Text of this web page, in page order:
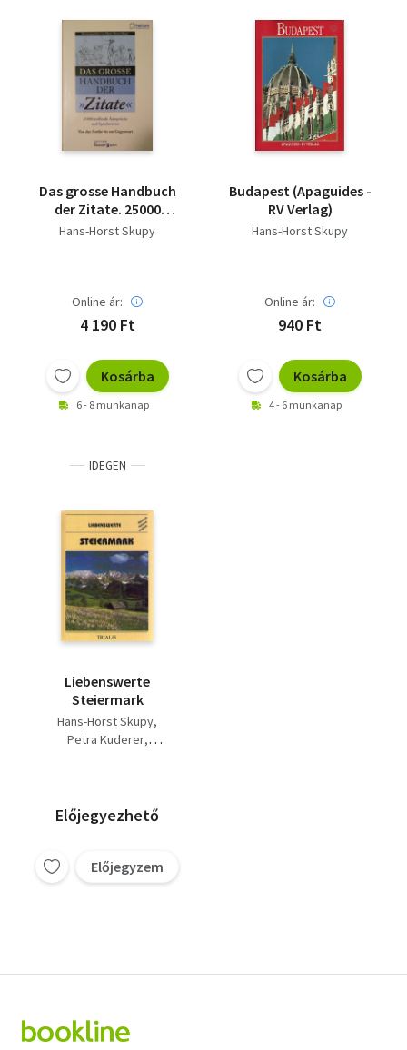
Társadalomtudomány
Természettudomány
Történelem
Das grosse Handbuch
der Zitate. 25000
treffende Aussprüche
Hans-Horst Skupy
Online ár:
4 190 Ft
Kosárba
6 - 8 munkanap
Budapest (Apaguides -
RV Verlag)
Hans-Horst Skupy
Online ár:
940 Ft
Kosárba
4 - 6 munkanap
IDEGEN
Liebenswerte
Steiermark
Hans-Horst Skupy
Petra Kuderer
Előjegyezhető
Előjegyzem